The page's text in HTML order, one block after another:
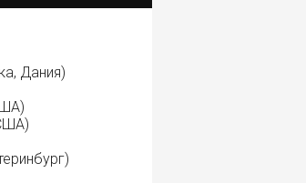
Дания)